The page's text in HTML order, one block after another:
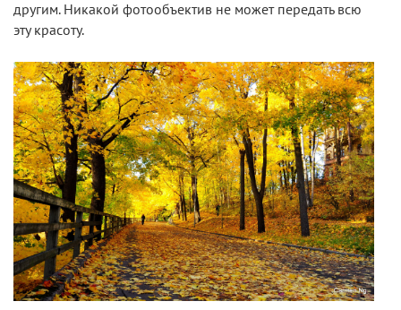
другим. Никакой фотообъектив не может передать всю
эту красоту.